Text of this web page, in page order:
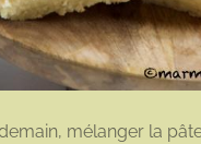
mélanger la